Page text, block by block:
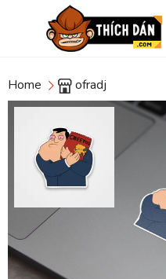
Home ofradj